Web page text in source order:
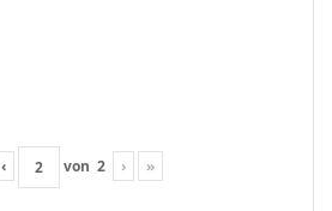
‹ von 2 › »